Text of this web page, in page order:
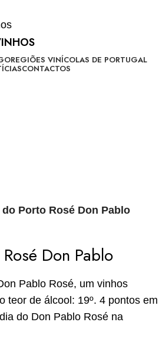
REGIÕES VINÍCOLAS DE PORTUGAL
CONTACTOS
Porto Rosé Don Pablo
Don Pablo
Pablo Rosé, um vinhos
teor de álcool: 19º. 4 pontos em
do Don Pablo Rosé na